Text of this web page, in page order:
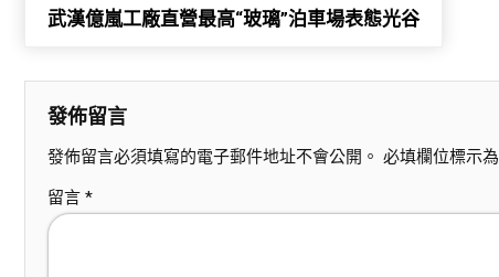
武漢億嵐工廠直營最高“玻璃”泊車場表態光谷
發佈留言
發佈留言必須填寫的電子郵件地址不會公開。 必填欄位標示為
留言 *